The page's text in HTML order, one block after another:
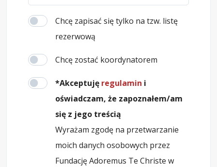
Chcę zapisać się tylko na tzw. listę
rezerwową
Chcę zostać koordynatorem
*Akceptuję regulamin i
oświadczam, że zapoznałem/am
się z jego treścią
Wyrażam zgodę na przetwarzanie
moich danych osobowych przez
Fundację Adoremus Te Christe w